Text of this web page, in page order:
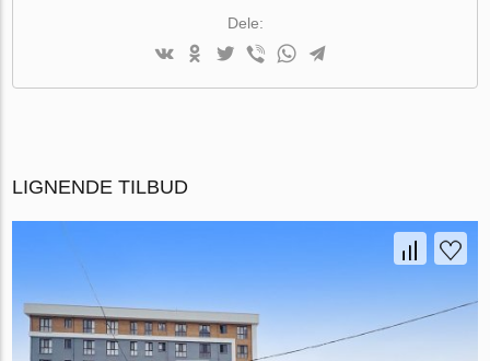
Dele:
LIGNENDE TILBUD